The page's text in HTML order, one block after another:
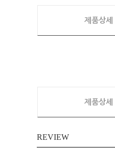
제품상세
제품상세
REVIEW